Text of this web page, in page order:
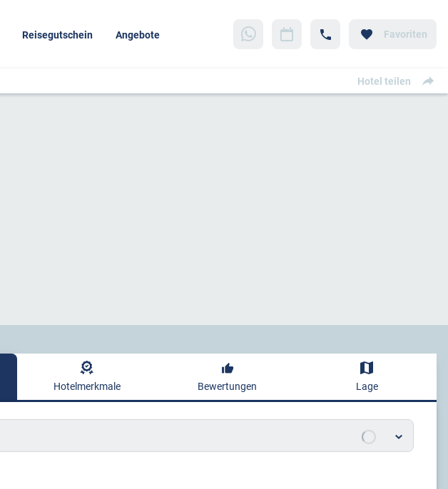
Reisegutschein Angebote Favoriten
Hotel teilen
Hotelmerkmale Bewertungen Lage